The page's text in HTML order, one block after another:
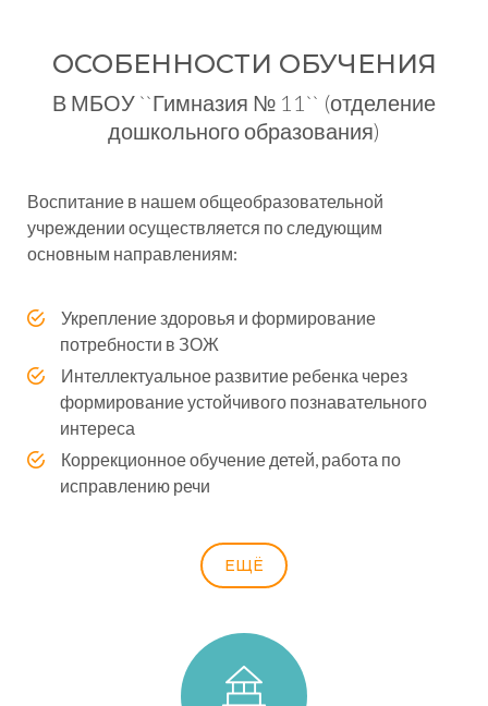
ОСОБЕННОСТИ ОБУЧЕНИЯ
В МБОУ ``Гимназия № 11`` (отделение
дошкольного образования)
Воспитание в нашем общеобразовательной
учреждении осуществляется по следующим
основным направлениям:
Укрепление здоровья и формирование
потребности в ЗОЖ
Интеллектуальное развитие ребенка через
формирование устойчивого познавательного
интереса
Коррекционное обучение детей, работа по
исправлению речи
ЕЩЁ